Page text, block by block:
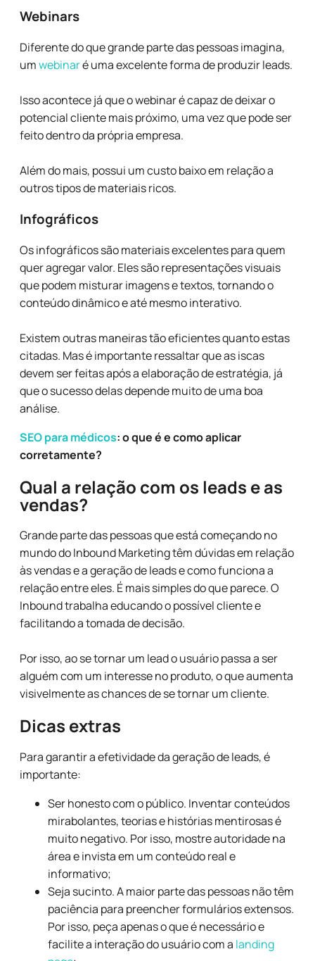
Webinars
Diferente do que grande parte das pessoas imagina,
umwebinaré uma excelente forma de produzir leads.
Isso acontece já que o webinar é capaz de deixar o
potencial cliente mais próximo, uma vez que pode ser
feito dentro da própria empresa.
Além do mais, possui um custo baixo em relação a
outros tipos de materiais ricos.
Infográficos
Os infográficos são materiais excelentes para quem
quer agregar valor. Eles são representações visuais
que podem misturar imagens e textos, tornando o
conteúdo dinâmico e até mesmo interativo.
Existem outras maneiras tão eficientes quanto estas
citadas. Mas é importante ressaltar que as iscas
devem ser feitas após a elaboração de estratégia, já
que o sucesso delas depende muito de uma boa
análise.
SEO para médicos: o que é e como aplicar
corretamente?
Qual a relação com os leads e as
vendas?
Grande parte das pessoas que está começando no
mundo do Inbound Marketing têm dúvidas em relação
às vendas e a geração de leads e como funciona a
relação entre eles. É mais simples do que parece. O
Inbound trabalha educando o possível cliente e
facilitando a tomada de decisão.
Por isso, ao se tornar um lead o usuário passa a ser
alguém com um interesse no produto, o que aumenta
visivelmente as chances de se tornar um cliente.
Dicas extras
Para garantir a efetividade da geração de leads, é
importante:
Ser honesto com o público. Inventar conteúdos
mirabolantes, teorias e histórias mentirosas é
muito negativo. Por isso, mostre autoridade na
área e invista em um conteúdo real e
informativo;
Seja sucinto. A maior parte das pessoas não têm
paciência para preencher formulários extensos.
Por isso, peça apenas o que é necessário e
facilite a interação do usuário com a landing